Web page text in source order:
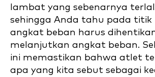
lambat yang sebenarnya
sehingga Anda tahu pada
angkat beban harus
melanjutkan angkat beban.
ini memastikan bahwa atlet
apa yang kita sebut sebagai